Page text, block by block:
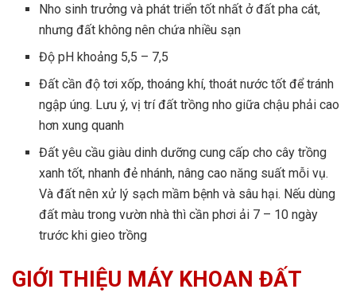
Nho sinh trưởng và phát triển tốt nhất ở đất pha cát,
nhưng đất không nên chứa nhiều sạn
Độ pH khoảng 5,5 – 7,5
Đất cần độ tơi xốp, thoáng khí, thoát nước tốt để tránh
ngập úng. Lưu ý, vị trí đất trồng nho giữa chậu phải cao
hơn xung quanh
Đất yêu cầu giàu dinh dưỡng cung cấp cho cây trồng
xanh tốt, nhanh đẻ nhánh, nâng cao năng suất mỗi vụ.
Và đất nên xử lý sạch mầm bệnh và sâu hại. Nếu dùng
đất màu trong vườn nhà thì cần phơi ải 7 – 10 ngày
trước khi gieo trồng
GIỚI THIỆU MÁY KHOAN ĐẤT